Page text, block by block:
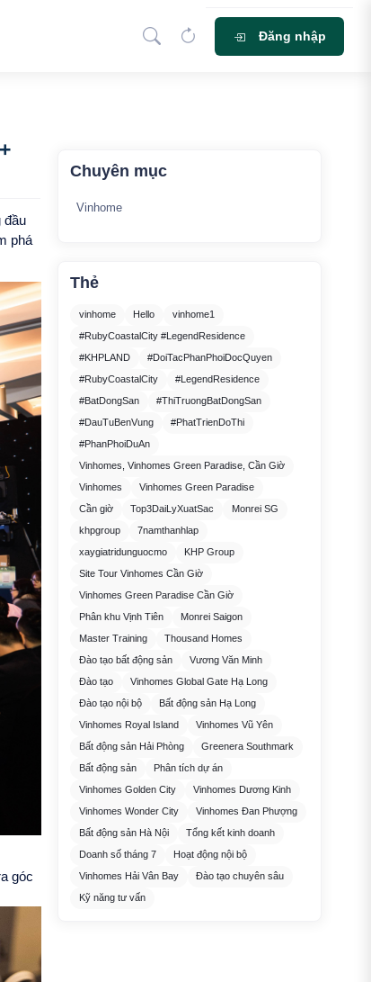
Tìm
Đăng nhập
đầu
phá
góc
Chuyên mục
Vinhome
Thẻ
vinhome Hello
vinhome1
#RubyCoastalCity #LegendResidence
#KHPLAND
#DoiTacPhanPhoiDocQuyen
#RubyCoastalCity
#LegendResidence
#BatDongSan
#ThiTruongBatDongSan
#DauTuBenVung
#PhatTrienDoThi
#PhanPhoiDuAn
Vinhomes, Vinhomes Green Paradise, Cần Giờ
Vinhomes
Vinhomes Green Paradise
Cần giờ
Top3DaiLyXuatSac
Monrei SG
khpgroup
7namthanhlap
xaygiatridunguocmo
KHP Group
Site Tour Vinhomes Cần Giờ
Vinhomes Green Paradise Cần Giờ
Phân khu Vịnh Tiên
Monrei Saigon
Master Training
Thousand Homes
Đào tạo bất động sản
Vương Văn Minh
Đào tạo
Vinhomes Global Gate Hạ Long
Đào tạo nội bộ
Bất động sản Hạ Long
Vinhomes Royal Island
Vinhomes Vũ Yên
Bất động sản Hải Phòng
Greenera Southmark
Bất động sản
Phân tích dự án
Vinhomes Golden City
Vinhomes Dương Kinh
Vinhomes Wonder City
Vinhomes Đan Phượng
Bất động sản Hà Nội
Tổng kết kinh doanh
Doanh số tháng 7
Hoạt động nội bộ
Vinhomes Hải Vân Bay
Đào tạo chuyên sâu
Kỹ năng tư vấn